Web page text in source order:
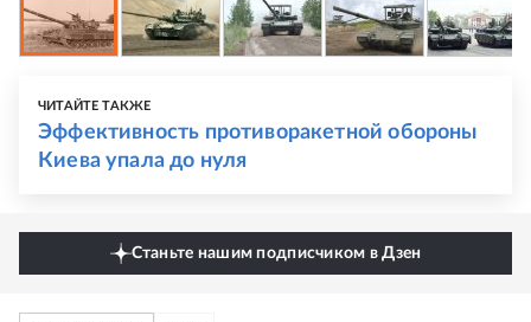
ЧИТАЙТЕ ТАКЖЕ
Эффективность противоракетной обороны
Киева упала до нуля
Станьте нашим подписчиком в Дзен